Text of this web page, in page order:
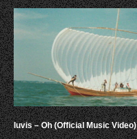
luvis – Oh (Official Music Video)